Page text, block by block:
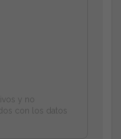
y no
con los datos